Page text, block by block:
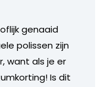
genaaid
polissen zijn
want als je er
Is dit